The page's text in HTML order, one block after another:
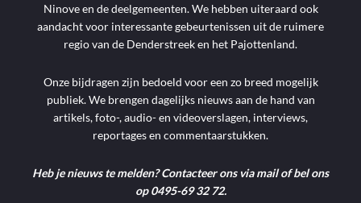
Ninove en de deelgemeenten. We hebben uiteraard ook
aandacht voor interessante gebeurtenissen uit de ruimere
regio van de Denderstreek en het Pajottenland.
Onze bijdragen zijn bedoeld voor een zo breed mogelijk
publiek. We brengen dagelijks nieuws aan de hand van
artikels, foto-, audio- en videoverslagen, interviews,
reportages en commentaarstukken.
Heb je nieuws te melden? Contacteer ons via mail of bel ons
op 0495-69 32 72.